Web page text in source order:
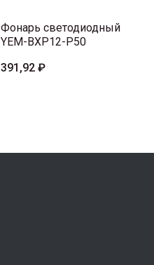
Фонарь светодиодный
YEM-BXP12-P50
391,92 ₽